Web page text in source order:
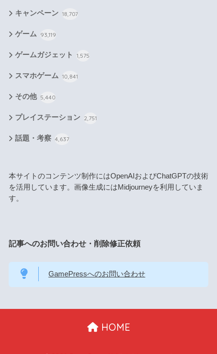
キャンペーン 18,707
ゲーム 93,119
ゲームガジェット 1,575
スマホゲーム 10,841
その他 5,440
プレイステーション 2,751
話題・考察 4,637
本サイトのコンテンツ制作にはOpenAIおよびChatGPTの技術
を活用しています。画像生成にはMidjourneyを利用していま
す。
記事へのお問い合わせ・削除修正依頼
GamePressへのお問い合わせ
HOME